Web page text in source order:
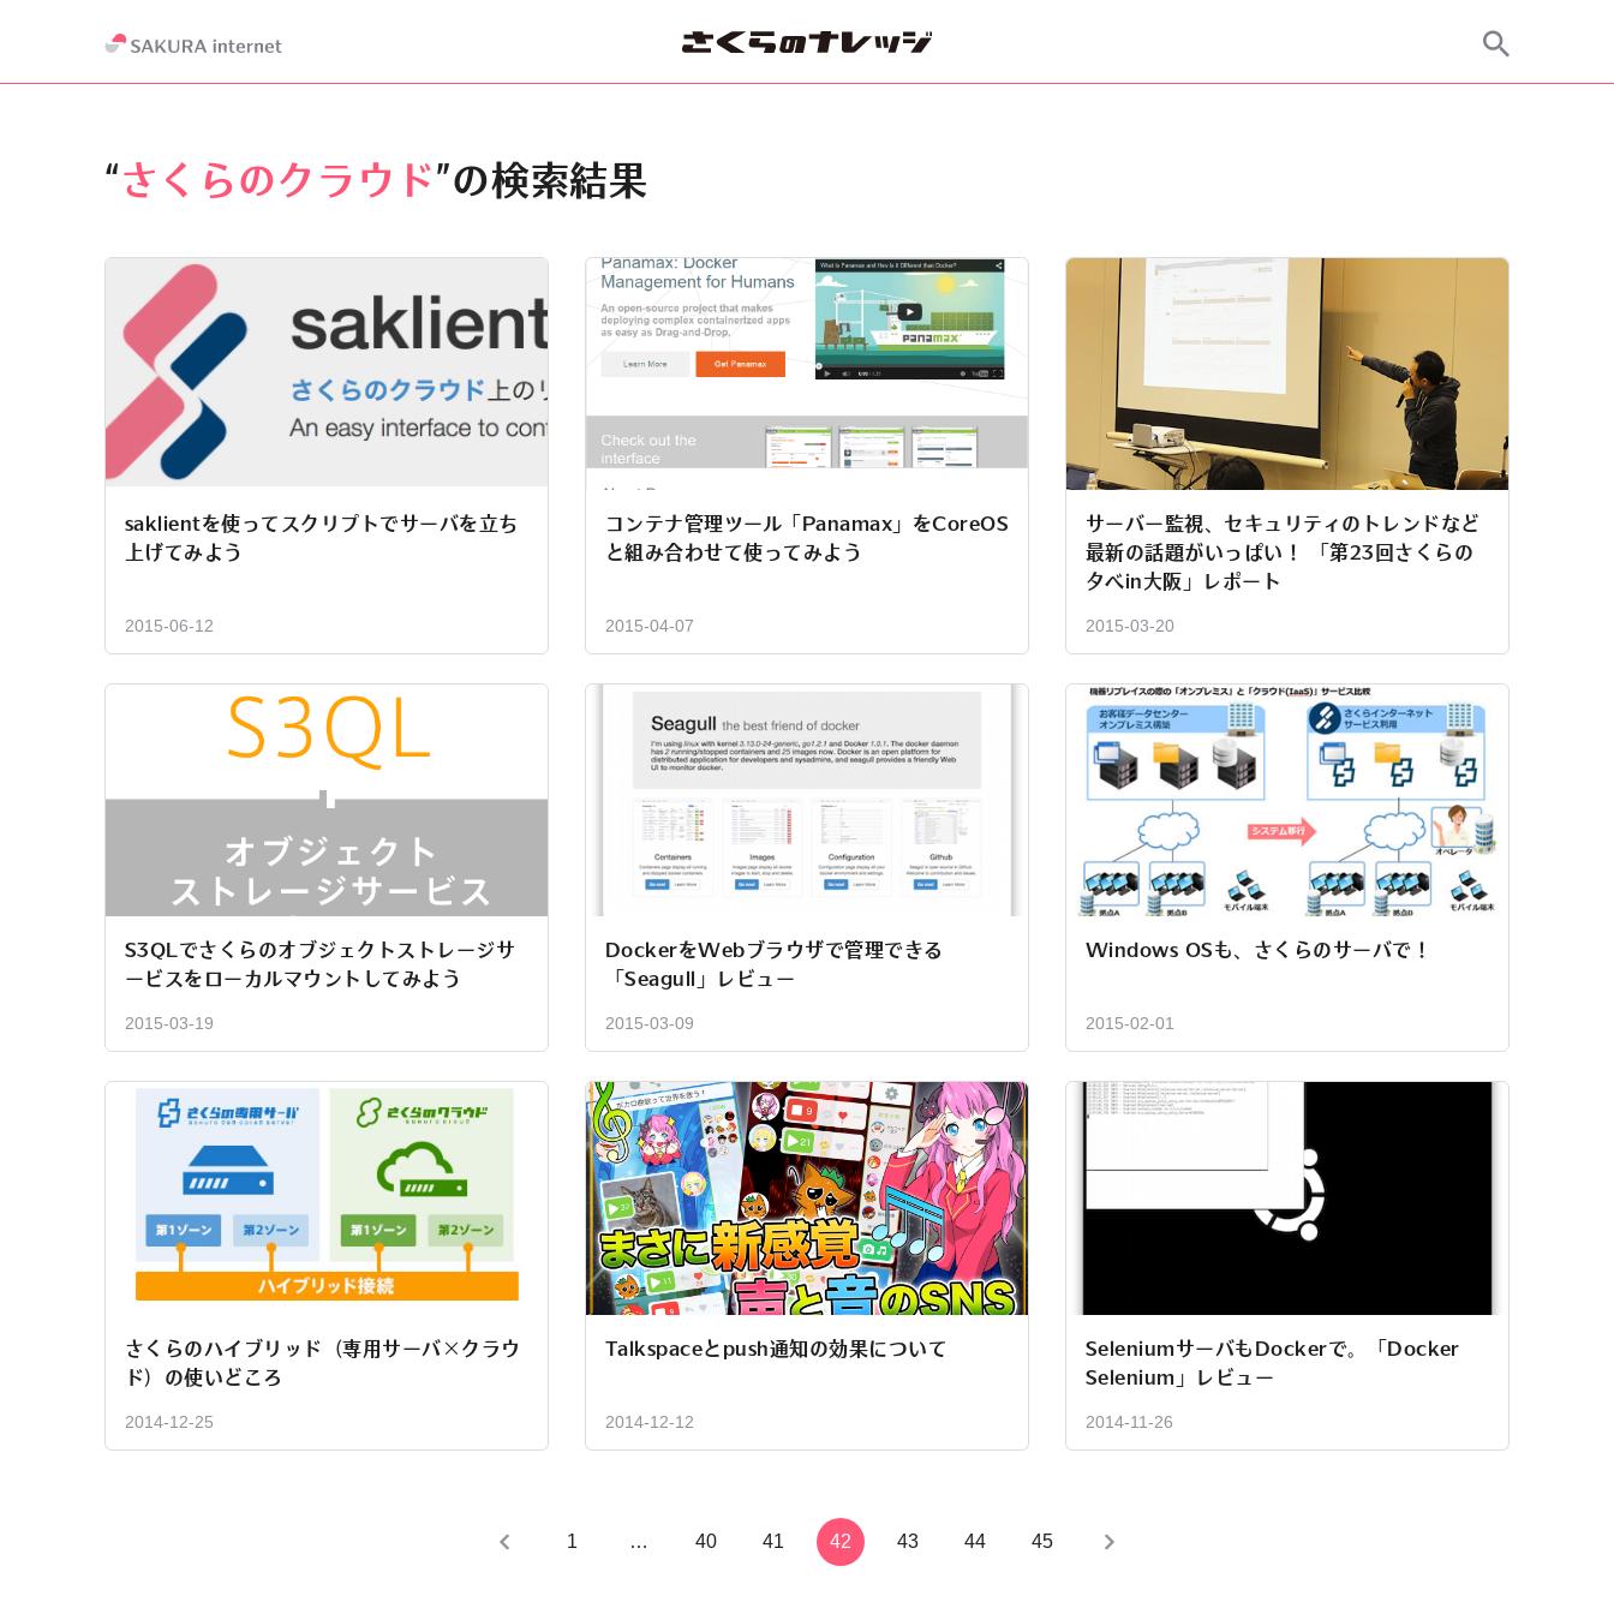
“さくらのクラウド”の検索結果
saklientを使ってスクリプトでサーバを立ち
上げてみよう
2015-06-12
コンテナ管理ツール「Panamax」をCoreOS
と組み合わせて使ってみよう
2015-04-07
サーバー監視、セキュリティのトレンドなど
最新の話題がいっぱい！ 「第23回さくらの
夕べin大阪」レポート
2015-03-20
S3QLでさくらのオブジェクトストレージサ
ービスをローカルマウントしてみよう
2015-03-19
DockerをWebブラウザで管理できる
「Seagull」レビュー
2015-03-09
Windows OSも、さくらのサーバで！
2015-02-01
さくらのハイブリッド（専用サーバ×クラウ
ド）の使いどころ
2014-12-25
Talkspaceとpush通知の効果について
2014-12-12
SeleniumサーバもDockerで。「Docker
Selenium」レビュー
2014-11-26
1 … 40 41 42 43 44 45